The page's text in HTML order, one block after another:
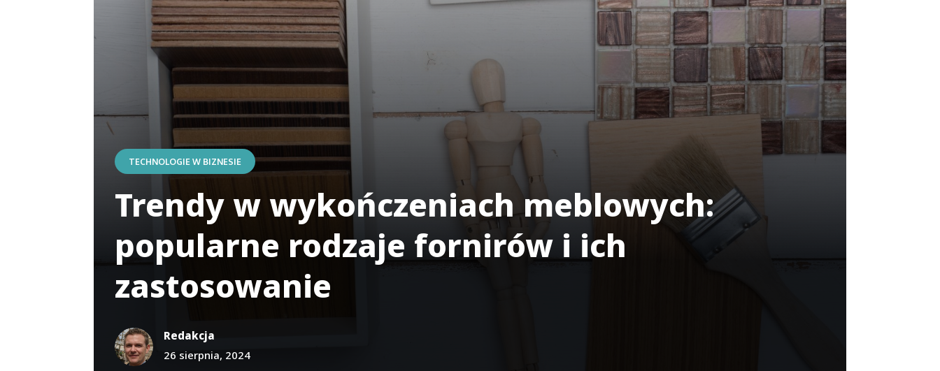
TECHNOLOGIE W BIZNESIE
Trendy w wykończeniach meblowych:
popularne rodzaje fornirów i ich
zastosowanie
Redakcja
26 sierpnia, 2024